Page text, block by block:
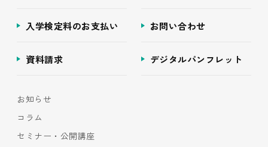
入学検定料のお支払い お問い合わせ
資料請求 デジタルパンフレット
お知らせ
コラム
セミナー・公開講座